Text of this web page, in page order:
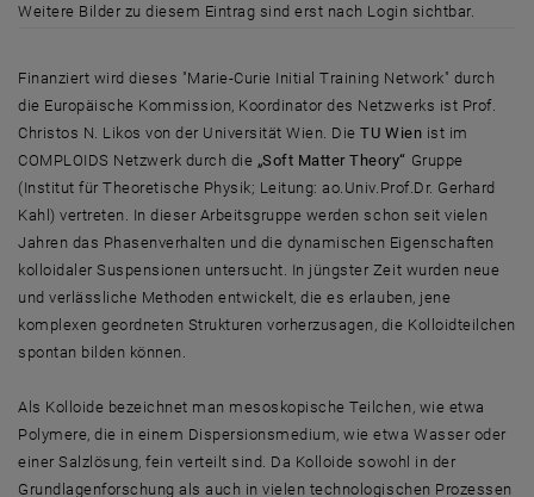
Weitere Bilder zu diesem Eintrag sind erst nach Login sichtbar.
Finanziert wird dieses "Marie-Curie Initial Training Network" durch
die Europäische Kommission, Koordinator des Netzwerks ist Prof.
Christos N. Likos von der Universität Wien. DieTU Wien ist im
COMPLOIDS Netzwerk durch die „Soft Matter Theory“ Gruppe
(Institut für Theoretische Physik; Leitung: ao.Univ.Prof.Dr. Gerhard
Kahl) vertreten. In dieser Arbeitsgruppe werden schon seit vielen
Jahren das Phasenverhalten und die dynamischen Eigenschaften
kolloidaler Suspensionen untersucht. In jüngster Zeit wurden neue
und verlässliche Methoden entwickelt, die es erlauben, jene
komplexen geordneten Strukturen vorherzusagen, die Kolloidteilchen
spontan bilden können.
Als Kolloide bezeichnet man mesoskopische Teilchen, wie etwa
Polymere, die in einem Dispersionsmedium, wie etwa Wasser oder
einer Salzlösung, fein verteilt sind. Da Kolloide sowohl in der
Grundlagenforschung als auch in vielen technologischen Prozessen